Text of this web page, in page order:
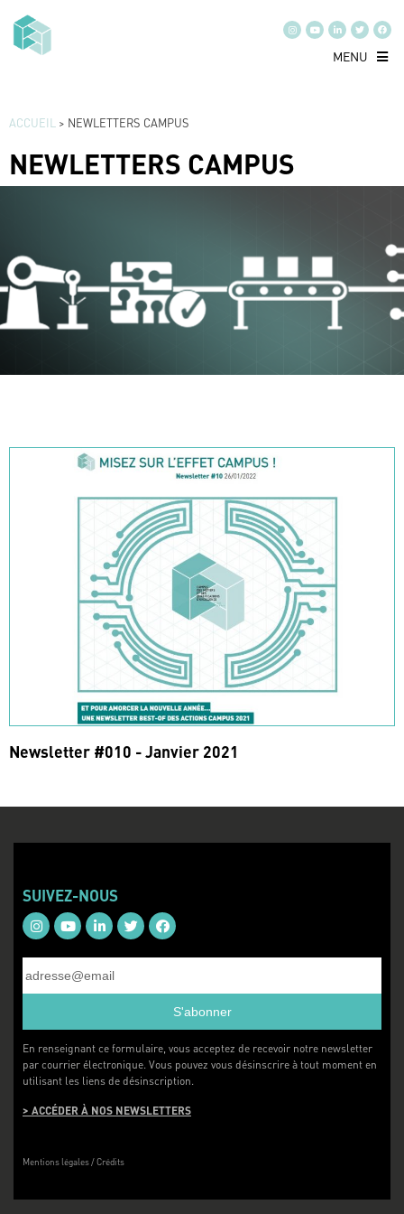
MENU
ACCUEIL > NEWLETTERS CAMPUS
NEWLETTERS CAMPUS
Newsletter #010 - Janvier 2021
SUIVEZ-NOUS
S'abonner
En renseignant ce formulaire, vous acceptez de recevoir notre newsletter
par courrier électronique. Vous pouvez vous désinscrire à tout moment en
utilisant les liens de désinscription.
> ACCÉDER À NOS NEWSLETTERS
Mentions légales/ Crédits